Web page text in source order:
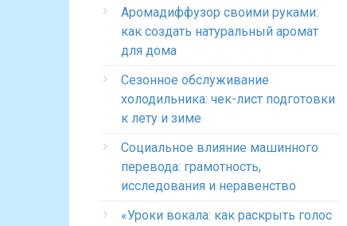
Аромадиффузор своими руками:
как создать натуральный аромат
для дома
Сезонное обслуживание
холодильника: чек-лист подготовки
к лету и зиме
Социальное влияние машинного
перевода: грамотность,
исследования и неравенство
«Уроки вокала: как раскрыть голос